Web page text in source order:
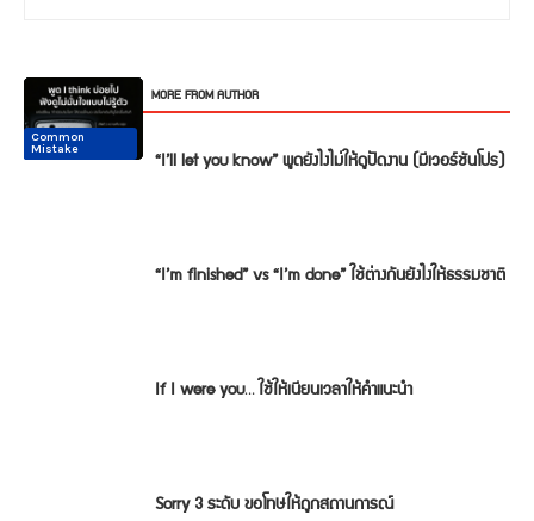
RELATED ARTICLES MORE FROM AUTHOR
Conversation “I’ll let you know” พูดยังไงไม่ให้ดูปัดงาน (มีเวอร์ชันโปร)
Conversation
“I’m finished” vs “I’m done” ใช้ต่างกันยังไงให้ธรรมชาติ
Conversation
If I were you… ใช้ให้เนียนเวลาให้คำแนะนำ
Conversation
Sorry 3 ระดับ ขอโทษให้ถูกสถานการณ์
Common
Mistake
Common
Mistake